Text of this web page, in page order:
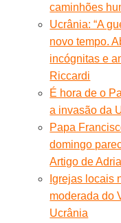
caminhões
Ucrânia: “A
novo tempo.
incógnitas e
Riccardi
É hora de o
a invasão da
Papa
domingo
Artigo de
Igrejas locais
moderada do
Ucrânia